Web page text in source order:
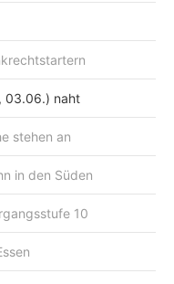
03.06.) naht
stehen an
in den Süden
10